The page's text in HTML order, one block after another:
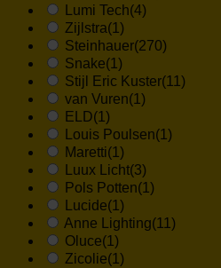
Lumi Tech(4)
Zijlstra(1)
Steinhauer(270)
Snake(1)
Stijl Eric Kuster(11)
van Vuren(1)
ELD(1)
Louis Poulsen(1)
Maretti(1)
Luux Licht(3)
Pols Potten(1)
Lucide(1)
Anne Lighting(11)
Oluce(1)
Zicolie(1)